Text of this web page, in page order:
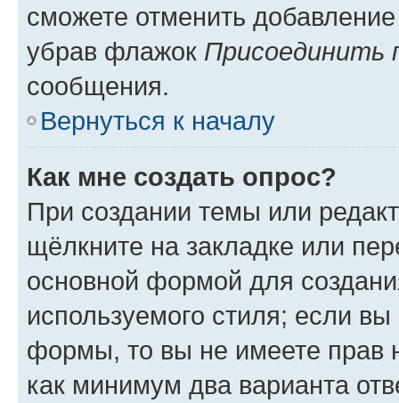
сможете отменить
убрав флажок Присоединить
сообщения.
Вернуться к началу
Как мне создать опрос?
При создании темы или
щёлкните на закладке или
основной формой для
используемого стиля; если
формы, то вы не имеете прав
как минимум два варианта